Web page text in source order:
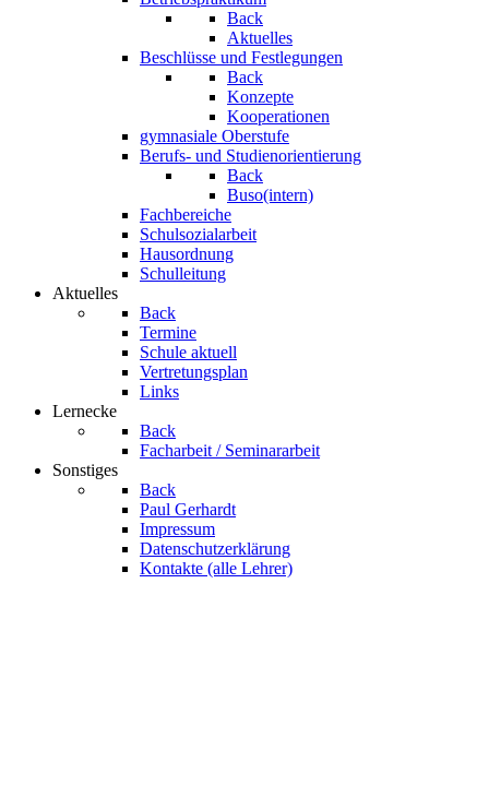
Back
Aktuelles
Beschlüsse und Festlegungen
Back
Konzepte
Kooperationen
gymnasiale Oberstufe
Berufs- und Studienorientierung
Back
Buso(intern)
Fachbereiche
Schulsozialarbeit
Hausordnung
Schulleitung
Aktuelles
Back
Termine
Schule aktuell
Vertretungsplan
Links
Lernecke
Back
Facharbeit / Seminararbeit
Sonstiges
Back
Paul Gerhardt
Impressum
Datenschutzerklärung
Kontakte (alle Lehrer)